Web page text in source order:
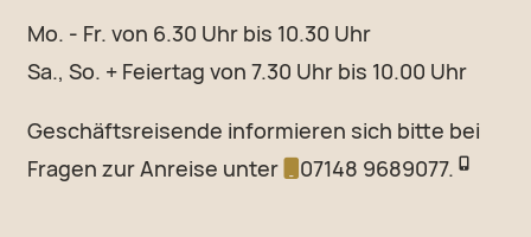
Mo. - Fr. von 6.30 Uhr bis 10.30 Uhr
Sa., So. + Feiertag von 7.30 Uhr bis 10.00 Uhr
Geschäftsreisende informieren sich bitte bei
Fragen zur Anreise unter
07148 9689077.